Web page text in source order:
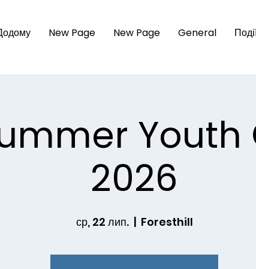
New Page New Page General
2026
ср, 22 лип.
  |
Foresthill